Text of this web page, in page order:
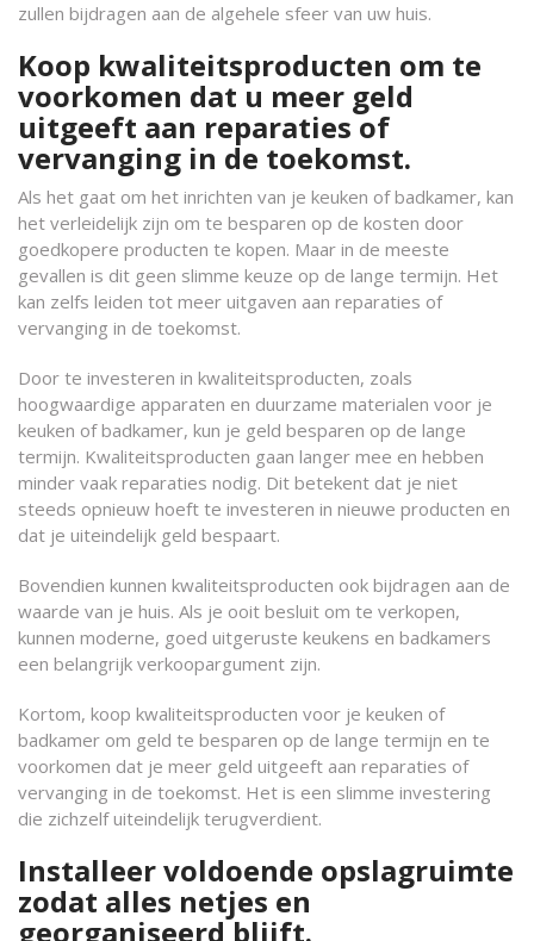
zullen bijdragen aan de algehele sfeer van uw huis.
Koop kwaliteitsproducten om te
voorkomen dat u meer geld
uitgeeft aan reparaties of
vervanging in de toekomst.
Als het gaat om het inrichten van je keuken of badkamer, kan
het verleidelijk zijn om te besparen op de kosten door
goedkopere producten te kopen. Maar in de meeste
gevallen is dit geen slimme keuze op de lange termijn. Het
kan zelfs leiden tot meer uitgaven aan reparaties of
vervanging in de toekomst.
Door te investeren in kwaliteitsproducten, zoals
hoogwaardige apparaten en duurzame materialen voor je
keuken of badkamer, kun je geld besparen op de lange
termijn. Kwaliteitsproducten gaan langer mee en hebben
minder vaak reparaties nodig. Dit betekent dat je niet
steeds opnieuw hoeft te investeren in nieuwe producten en
dat je uiteindelijk geld bespaart.
Bovendien kunnen kwaliteitsproducten ook bijdragen aan de
waarde van je huis. Als je ooit besluit om te verkopen,
kunnen moderne, goed uitgeruste keukens en badkamers
een belangrijk verkoopargument zijn.
Kortom, koop kwaliteitsproducten voor je keuken of
badkamer om geld te besparen op de lange termijn en te
voorkomen dat je meer geld uitgeeft aan reparaties of
vervanging in de toekomst. Het is een slimme investering
die zichzelf uiteindelijk terugverdient.
Installeer voldoende opslagruimte
zodat alles netjes en
georganiseerd blijft.